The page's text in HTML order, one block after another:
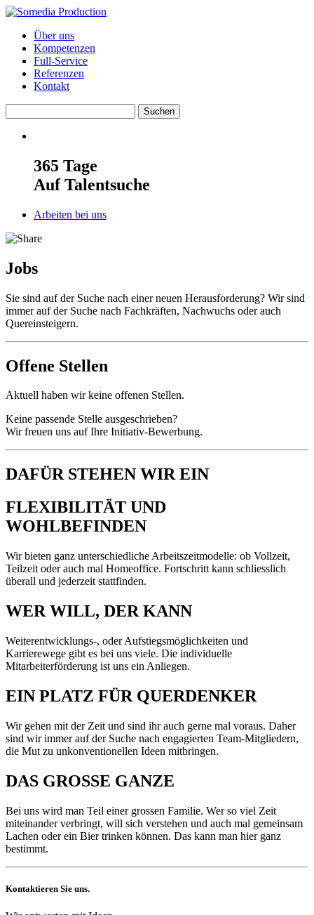
Über uns
Kompetenzen
Full-Service
Referenzen
Kontakt
365 Tage
Auf Talentsuche
Arbeiten bei uns
Jobs
Sie sind auf der Suche nach einer neuen Herausforderung? Wir sind
immer auf der Suche nach Fachkräften, Nachwuchs oder auch
Quereinsteigern.
Offene Stellen
Aktuell haben wir keine offenen Stellen.
Keine passende Stelle ausgeschrieben?
Wir freuen uns auf Ihre Initiativ-Bewerbung.
DAFÜR STEHEN WIR EIN
FLEXIBILITÄT UND
WOHLBEFINDEN
Wir bieten ganz unterschiedliche Arbeitszeitmodelle: ob Vollzeit,
Teilzeit oder auch mal Homeoffice. Fortschritt kann schliesslich
überall und jederzeit stattfinden.
WER WILL, DER KANN
Weiterentwicklungs-, oder Aufstiegsmöglichkeiten und
Karrierewege gibt es bei uns viele. Die individuelle
Mitarbeiterförderung ist uns ein Anliegen.
EIN PLATZ FÜR QUERDENKER
Wir gehen mit der Zeit und sind ihr auch gerne mal voraus. Daher
sind wir immer auf der Suche nach engagierten Team-Mitgliedern,
die Mut zu unkonventionellen Ideen mitbringen.
DAS GROSSE GANZE
Bei uns wird man Teil einer grossen Familie. Wer so viel Zeit
miteinander verbringt, will sich verstehen und auch mal gemeinsam
Lachen oder ein Bier trinken können. Das kann man hier ganz
bestimmt.
Kontaktieren Sie uns.